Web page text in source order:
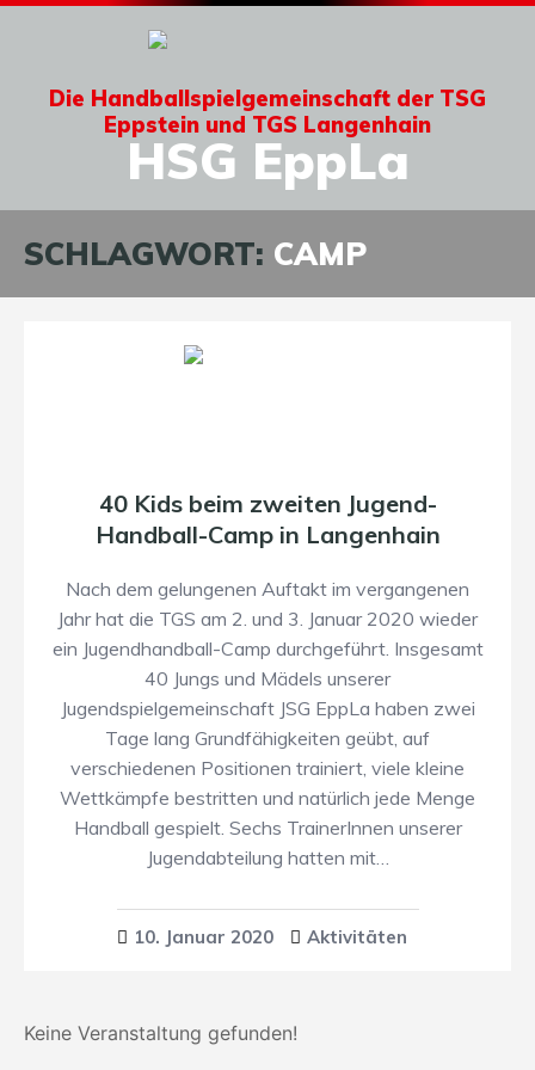
Die Handballspielgemeinschaft der TSG
Eppstein und TGS Langenhain
HSG EppLa
SCHLAGWORT: CAMP
40 Kids beim zweiten Jugend-
Handball-Camp in Langenhain
Nach dem gelungenen Auftakt im vergangenen
Jahr hat die TGS am 2. und 3. Januar 2020 wieder
ein Jugendhandball-Camp durchgeführt. Insgesamt
40 Jungs und Mädels unserer
Jugendspielgemeinschaft JSG EppLa haben zwei
Tage lang Grundfähigkeiten geübt, auf
verschiedenen Positionen trainiert, viele kleine
Wettkämpfe bestritten und natürlich jede Menge
Handball gespielt. Sechs TrainerInnen unserer
Jugendabteilung hatten mit…
10. Januar 2020 Aktivitäten
Keine Veranstaltung gefunden!